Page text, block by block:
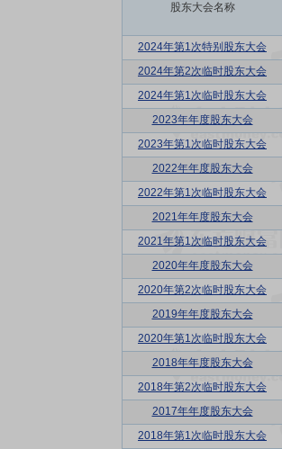
股东大会名称
2024年第1次特别股东大会
2024年第2次临时股东大会
2024年第1次临时股东大会
2023年年度股东大会
2023年第1次临时股东大会
2022年年度股东大会
2022年第1次临时股东大会
2021年年度股东大会
2021年第1次临时股东大会
2020年年度股东大会
2020年第2次临时股东大会
2019年年度股东大会
2020年第1次临时股东大会
2018年年度股东大会
2018年第2次临时股东大会
2017年年度股东大会
2018年第1次临时股东大会